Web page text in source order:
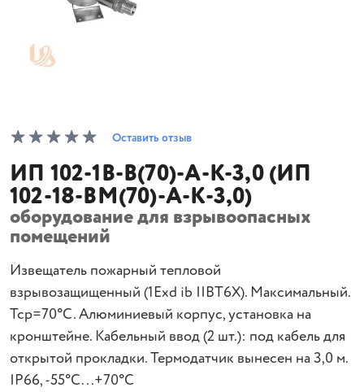
Оставить отзыв
ИП 102-1В-В(70)-А-К-3,0 (ИП
102-18-ВМ(70)-А-К-3,0)
оборудование для взрывоопасных
помещений
Извещатель пожарный тепловой
взрывозащищенный (1Exd ib IIBT6Х). Максимальный.
Тср=70°С. Алюминиевый корпус, установка на
кронштейне. Кабельный ввод (2 шт.): под кабель для
открытой прокладки. Термодатчик вынесен на 3,0 м.
IP66, -55°С...+70°С